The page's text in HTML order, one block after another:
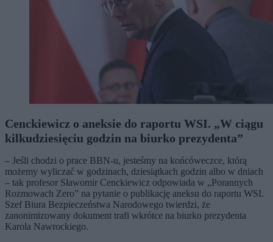
Cenckiewicz o aneksie do raportu WSI. „W ciągu
kilkudziesięciu godzin na biurko prezydenta”
– Jeśli chodzi o prace BBN-u, jesteśmy na końcóweczce, którą
możemy wyliczać w godzinach, dziesiątkach godzin albo w dniach
– tak profesor Sławomir Cenckiewicz odpowiada w „Porannych
Rozmowach Zero” na pytanie o publikację aneksu do raportu WSI.
Szef Biura Bezpieczeństwa Narodowego twierdzi, że
zanonimizowany dokument trafi wkrótce na biurko prezydenta
Karola Nawrockiego.